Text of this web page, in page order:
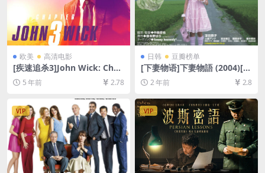
欧美 高清电影
[疾速追杀3]John Wick: Chap
ter 3 – Parabellum (2019)
[百度网盘+迅雷云盘资源1080
英字幕]
5 年前 2.78
日韩 豆瓣榜单
[下妻物语]下妻物語 (2004)[百
度网盘+夸克网盘1080P超清
未删减资源][网盘在线播放/下
2 年前 2.8
VIP VIP